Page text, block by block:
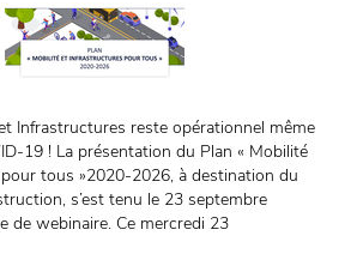
Infrastructures reste opérationnel même
19 ! La présentation du Plan « Mobilité
tous »2020-2026, à destination du
s’est tenu le 23 septembre
de webinaire. Ce mercredi 23